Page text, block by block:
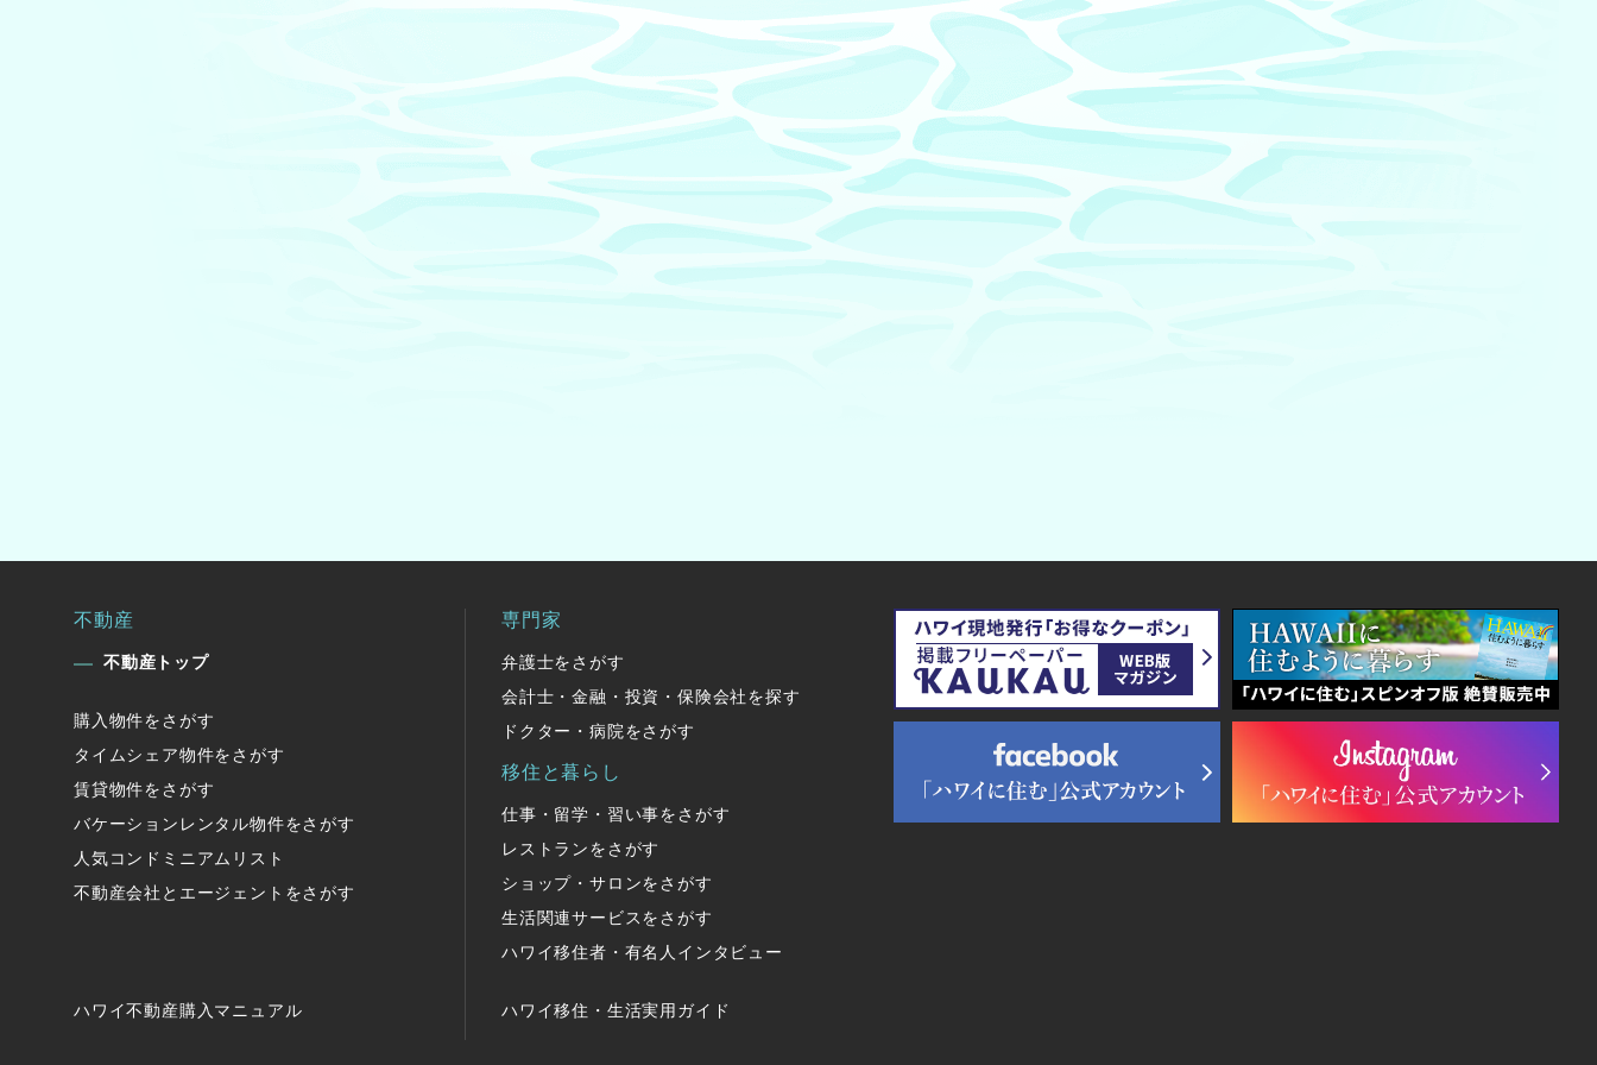
不動産
不動産トップ
購入物件をさがす
タイムシェア物件をさがす
賃貸物件をさがす
バケーションレンタル物件をさがす
人気コンドミニアムリスト
不動産会社とエージェントをさがす
ハワイ不動産購入マニュアル
専門家
弁護士をさがす
会計士・金融・投資・保険会社を探す
ドクター・病院をさがす
移住と暮らし
仕事・留学・習い事をさがす
レストランをさがす
ショップ・サロンをさがす
生活関連サービスをさがす
ハワイ移住者・有名人インタビュー
ハワイ移住・生活実用ガイド